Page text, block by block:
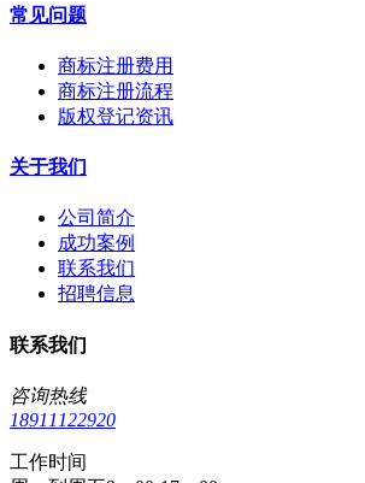
常见问题
商标注册费用
商标注册流程
版权登记资讯
关于我们
公司简介
成功案例
联系我们
招聘信息
联系我们
咨询热线
18911122920
工作时间